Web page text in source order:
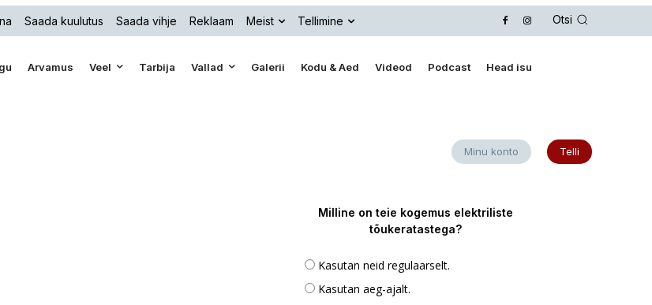
Saada kuulutus Saada vihje Reklaam Meist Tellimine Otsi
Arvamus Veel Tarbija Vallad Galerii Kodu & Aed Videod Podcast Head isu
Minu konto Telli
Milline on teie kogemus elektriliste
tõukeratastega?
Kasutan neid regulaarselt.
Kasutan aeg-ajalt.